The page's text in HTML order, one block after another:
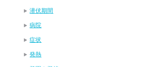
潜伏期間
病院
症状
発熱